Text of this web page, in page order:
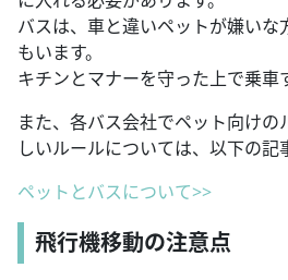
バスは、車と違いペットが嫌い
もいます。
キチンとマナーを守った上で乗車
また、各バス会社でペット向けの
しいルールについては、以下の記
ペットとバスについて>>
飛行機移動の注意点